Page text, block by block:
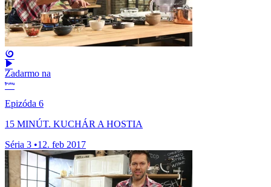
Zadarmo na
Epizóda 6
15 MINÚT. KUCHÁR A HOSTIA
Séria 3 •12. feb 2017